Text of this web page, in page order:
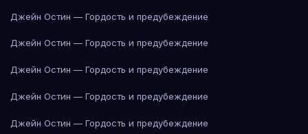
Джейн Остин — Гордость и предубеждение
Джейн Остин — Гордость и предубеждение
Джейн Остин — Гордость и предубеждение
Джейн Остин — Гордость и предубеждение
Джейн Остин — Гордость и предубеждение